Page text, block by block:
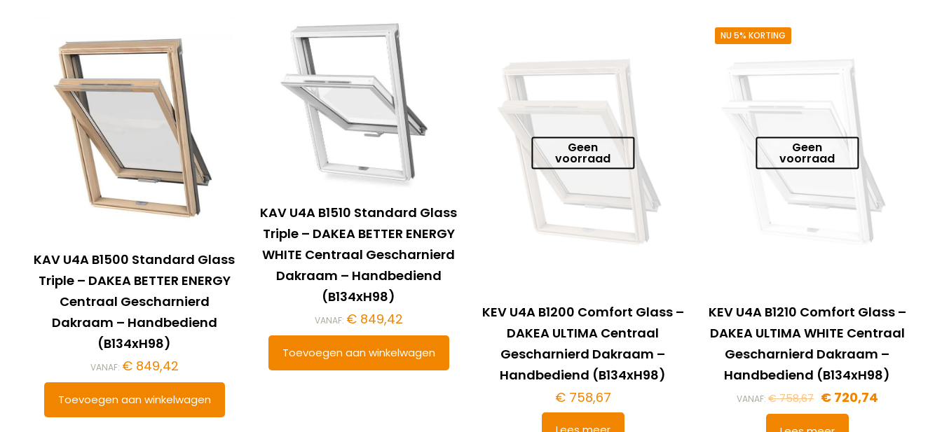
KAV U4A B1500 Standard Glass
Triple – DAKEA BETTER ENERGY
Centraal Gescharnierd
Dakraam – Handbediend
(B134xH98)
VANAF: €849,42
Toevoegen aan winkelwagen
KAV U4A B1510 Standard Glass
Triple – DAKEA BETTER ENERGY
WHITE Centraal Gescharnierd
Dakraam – Handbediend
(B134xH98)
VANAF: €849,42
Toevoegen aan winkelwagen
Geen
voorraad
KEV U4A B1200 Comfort Glass –
DAKEA ULTIMA Centraal
Gescharnierd Dakraam –
Handbediend (B134xH98)
€758,67
NU 5% KORTING
Geen
voorraad
KEV U4A B1210 Comfort Glass –
DAKEA ULTIMA WHITE Centraal
Gescharnierd Dakraam –
Handbediend (B134xH98)
VANAF: €758,67 €720,74